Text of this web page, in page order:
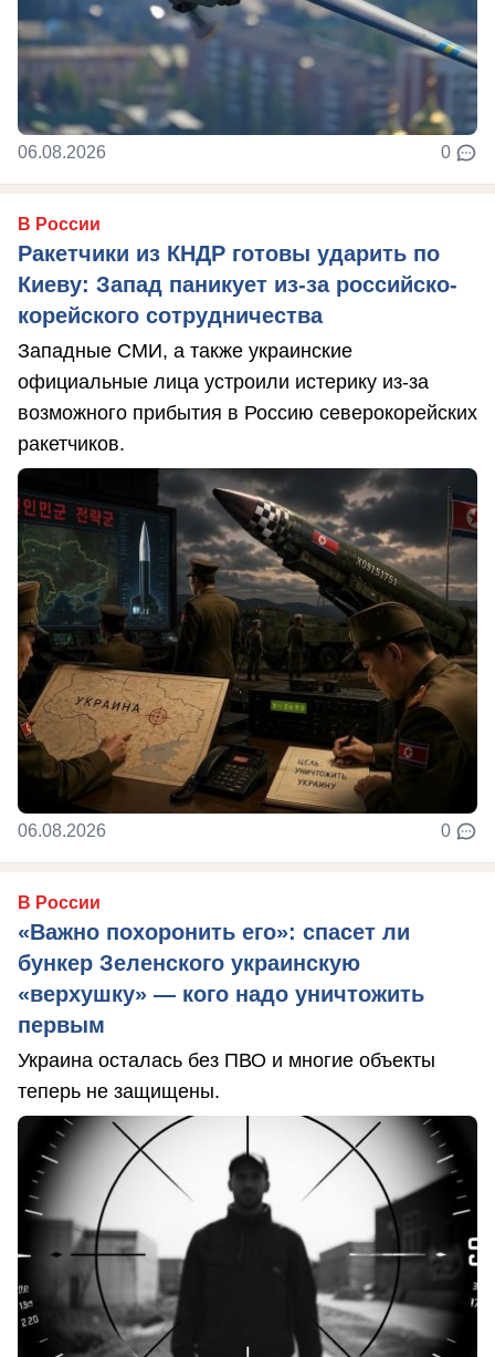
06.08.2026 0
В России
Ракетчики из КНДР готовы ударить по
Киеву: Запад паникует из-за российско-
корейского сотрудничества
Западные СМИ, а также украинские
официальные лица устроили истерику из-за
возможного прибытия в Россию северокорейских
ракетчиков.
06.08.2026 0
В России
«Важно похоронить его»: спасет ли
бункер Зеленского украинскую
«верхушку» — кого надо уничтожить
первым
Украина осталась без ПВО и многие объекты
теперь не защищены.